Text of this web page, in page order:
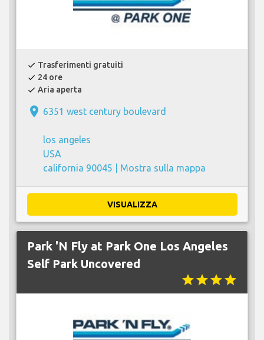
check Trasferimenti gratuiti
check 24 ore
check Aria aperta
place 6351 west century boulevard
los angeles
USA
california 90045 | Mostra sulla mappa
VISUALIZZA
Park 'N Fly at Park One Los Angeles
Self Park Uncovered
starstarstarstar